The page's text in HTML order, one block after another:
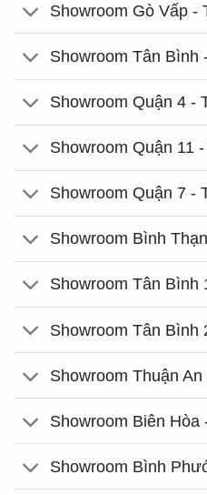
Showroom Gò Vấp -
Showroom Tân Bình
Showroom Quận 4 -
Showroom Quận 11
Showroom Quận 7 -
Showroom Bình
Showroom Tân Bình
Showroom Tân Bình
Showroom Thuận
Showroom Biên Hòa
Showroom Bình